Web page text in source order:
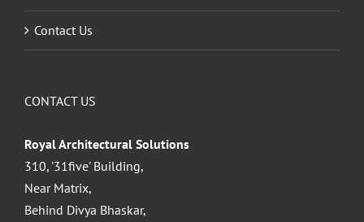
Contact Us
CONTACT US
Royal Architectural Solutions
310, '31five' Building,
Near Matrix,
Behind Divya Bhaskar,